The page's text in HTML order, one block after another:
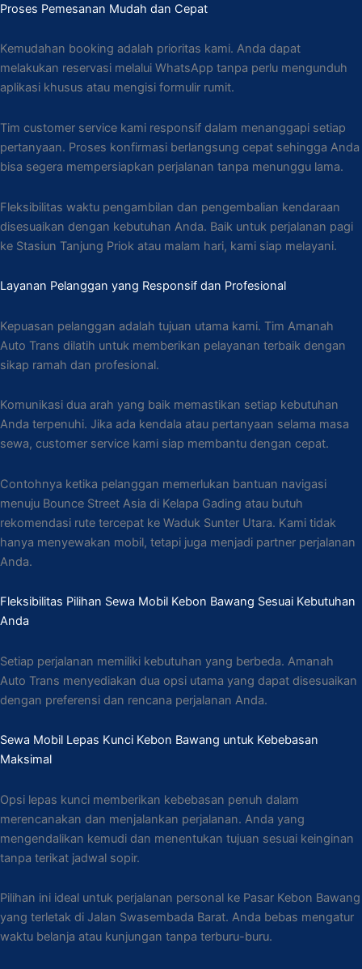
Proses Pemesanan Mudah dan Cepat
Kemudahan booking adalah prioritas kami. Anda dapat
melakukan reservasi melalui WhatsApp tanpa perlu mengunduh
aplikasi khusus atau mengisi formulir rumit.
Tim customer service kami responsif dalam menanggapi setiap
pertanyaan. Proses konfirmasi berlangsung cepat sehingga Anda
bisa segera mempersiapkan perjalanan tanpa menunggu lama.
Fleksibilitas waktu pengambilan dan pengembalian kendaraan
disesuaikan dengan kebutuhan Anda. Baik untuk perjalanan pagi
ke Stasiun Tanjung Priok atau malam hari, kami siap melayani.
Layanan Pelanggan yang Responsif dan Profesional
Kepuasan pelanggan adalah tujuan utama kami. Tim Amanah
Auto Trans dilatih untuk memberikan pelayanan terbaik dengan
sikap ramah dan profesional.
Komunikasi dua arah yang baik memastikan setiap kebutuhan
Anda terpenuhi. Jika ada kendala atau pertanyaan selama masa
sewa, customer service kami siap membantu dengan cepat.
Contohnya ketika pelanggan memerlukan bantuan navigasi
menuju Bounce Street Asia di Kelapa Gading atau butuh
rekomendasi rute tercepat ke Waduk Sunter Utara. Kami tidak
hanya menyewakan mobil, tetapi juga menjadi partner perjalanan
Anda.
Fleksibilitas Pilihan Sewa Mobil Kebon Bawang Sesuai Kebutuhan
Anda
Setiap perjalanan memiliki kebutuhan yang berbeda. Amanah
Auto Trans menyediakan dua opsi utama yang dapat disesuaikan
dengan preferensi dan rencana perjalanan Anda.
Sewa Mobil Lepas Kunci Kebon Bawang untuk Kebebasan
Maksimal
Opsi lepas kunci memberikan kebebasan penuh dalam
merencanakan dan menjalankan perjalanan. Anda yang
mengendalikan kemudi dan menentukan tujuan sesuai keinginan
tanpa terikat jadwal sopir.
Pilihan ini ideal untuk perjalanan personal ke Pasar Kebon Bawang
yang terletak di Jalan Swasembada Barat. Anda bebas mengatur
waktu belanja atau kunjungan tanpa terburu-buru.